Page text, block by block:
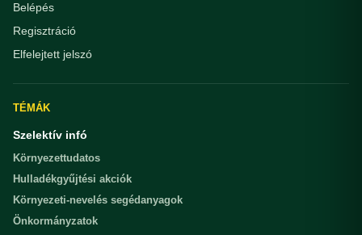
Belépés
Regisztráció
Elfelejtett jelszó
TÉMÁK
Szelektív infó
Környezettudatos
Hulladékgyűjtési akciók
Környezeti-nevelés segédanyagok
Önkormányzatok